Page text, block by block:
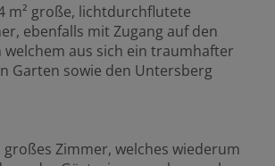
m² große, lichtdurchflutete
ebenfalls mit Zugang auf den
welchem aus sich ein traumhafter
Garten sowie den Untersberg
großes Zimmer, welches wiederum